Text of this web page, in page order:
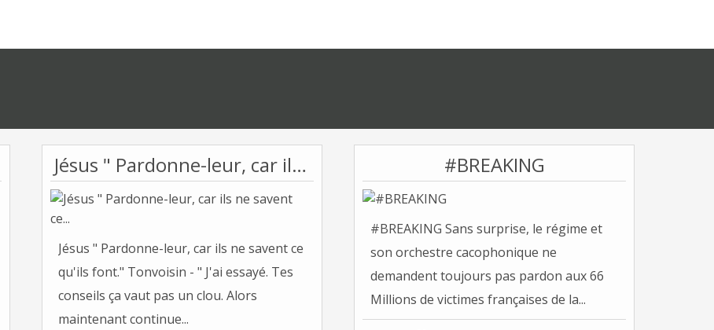
Jésus " Pardonne-leur, car ils ne savent ce...
Jésus " Pardonne-leur, car ils ne savent ce
qu'ils font." Tonvoisin - " J'ai essayé. Tes
conseils ça vaut pas un clou. Alors
maintenant continue...
#BREAKING
#BREAKING Sans surprise, le régime et
son orchestre cacophonique ne
demandent toujours pas pardon aux 66
Millions de victimes françaises de la...